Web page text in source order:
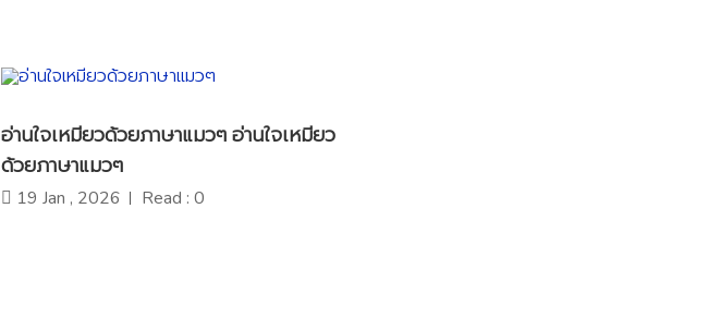
อ่านใจเหมียวด้วยภาษาแมวๆ อ่านใจเหมียว
ด้วยภาษาแมวๆ
19 Jan , 2026 Read : 0